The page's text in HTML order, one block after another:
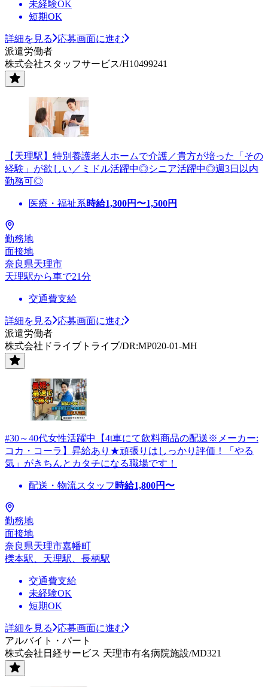
未経験OK
短期OK
詳細を見る
応募画面に進む
派遣労働者
株式会社スタッフサービス/H10499241
【天理駅】特別養護老人ホームで介護／貴方が培った「その
経験」が欲しい／ミドル活躍中◎シニア活躍中◎週3日以内
勤務可◎
医療・福祉系時給1,300円〜1,500円
勤務地
面接地
奈良県天理市
天理駅から車で21分
交通費支給
詳細を見る
応募画面に進む
派遣労働者
株式会社ドライブトライブ/DR:MP020-01-MH
#30～40代女性活躍中【4t車にて飲料商品の配送※メーカー:
コカ・コーラ】昇給あり★頑張りはしっかり評価！「やる
気」がきちんとカタチになる職場です！
配送・物流スタッフ 時給1,800円〜
勤務地
面接地
奈良県天理市嘉幡町
櫟本駅、天理駅、長柄駅
交通費支給
未経験OK
短期OK
詳細を見る
応募画面に進む
アルバイト・パート
株式会社日経サービス 天理市有名病院施設/MD321